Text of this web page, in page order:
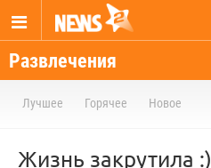
Развлечения
Лучшее Горячее Новое
Жизнь закрутила :)